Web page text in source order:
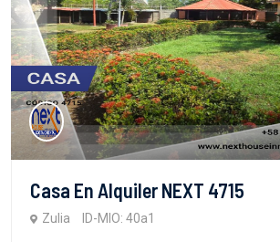
Casa En Alquiler NEXT 4715
Zulia ID-MIO: 40a1